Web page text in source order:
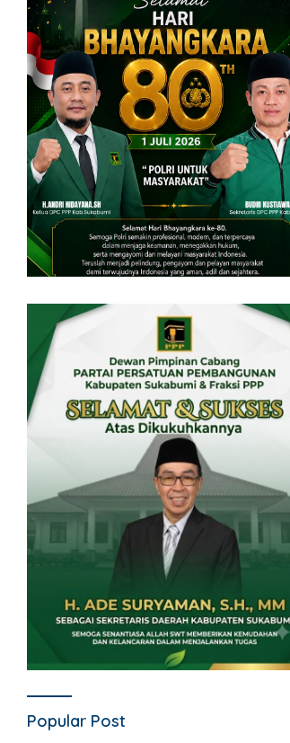
Popular Post